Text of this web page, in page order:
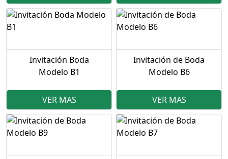
Invitación Boda
Modelo B1
VER MAS
Invitación de Boda
Modelo B6
VER MAS